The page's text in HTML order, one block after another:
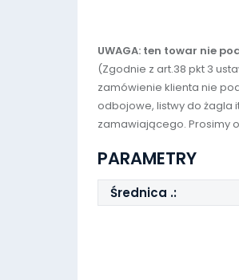
UWAGA: ten towar nie
(Zgodnie z art.38 pkt 3
zamówienie klienta nie
odbojowe, listwy do żagla
zamawiającego. Prosimy
PARAMETRY
Średnica .: